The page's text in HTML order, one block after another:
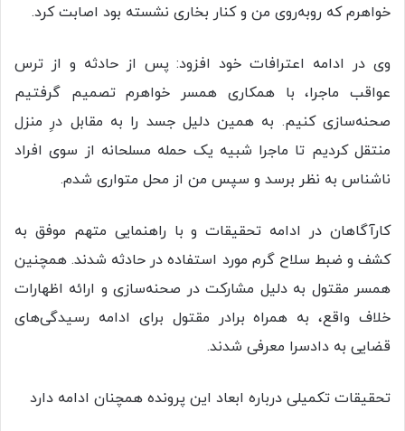
خواهرم که روبه‌روی من و کنار بخاری نشسته بود اصابت کرد.
وی در ادامه اعترافات خود افزود: پس از حادثه و از ترس
عواقب ماجرا، با همکاری همسر خواهرم تصمیم گرفتیم
صحنه‌سازی کنیم. به همین دلیل جسد را به مقابل درِ منزل
منتقل کردیم تا ماجرا شبیه یک حمله مسلحانه از سوی افراد
ناشناس به نظر برسد و سپس من از محل متواری شدم.
کارآگاهان در ادامه تحقیقات و با راهنمایی متهم موفق به
کشف و ضبط سلاح گرم مورد استفاده در حادثه شدند. همچنین
همسر مقتول به دلیل مشارکت در صحنه‌سازی و ارائه اظهارات
خلاف واقع، به همراه برادر مقتول برای ادامه رسیدگی‌های
قضایی به دادسرا معرفی شدند.
تحقیقات تکمیلی درباره ابعاد این پرونده همچنان ادامه دارد